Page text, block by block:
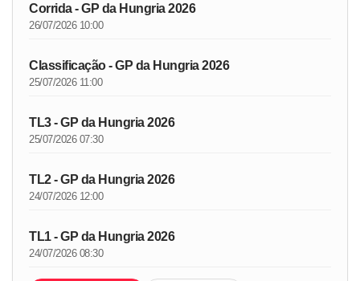
Corrida - GP da Hungria 2026
26/07/2026 10:00
Classificação - GP da Hungria 2026
25/07/2026 11:00
TL3 - GP da Hungria 2026
25/07/2026 07:30
TL2 - GP da Hungria 2026
24/07/2026 12:00
TL1 - GP da Hungria 2026
24/07/2026 08:30